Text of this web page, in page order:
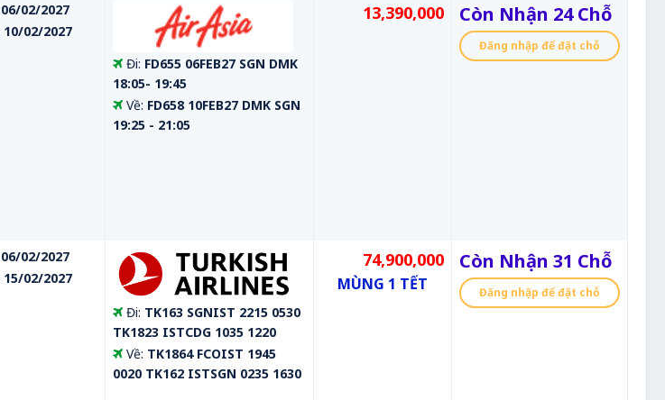
06/02/2027
10/02/2027
Đi: FD655 06FEB27 SGN DMK
18:05- 19:45
Về: FD658 10FEB27 DMK SGN
19:25 - 21:05
13,390,000 Còn Nhận 24 Chỗ
Đăng nhập để đặt chỗ
06/02/2027
15/02/2027
Đi: TK163 SGNIST 2215 0530
TK1823 ISTCDG 1035 1220
Về: TK1864 FCOIST 1945
0020 TK162 ISTSGN 0235 1630
74,900,000
MÙNG 1 TẾT
Còn Nhận 31 Chỗ
Đăng nhập để đặt chỗ